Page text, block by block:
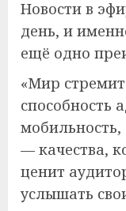
Новости в
день, и
ещё одно
«Мир
способность
— качества,
ценит
услышать